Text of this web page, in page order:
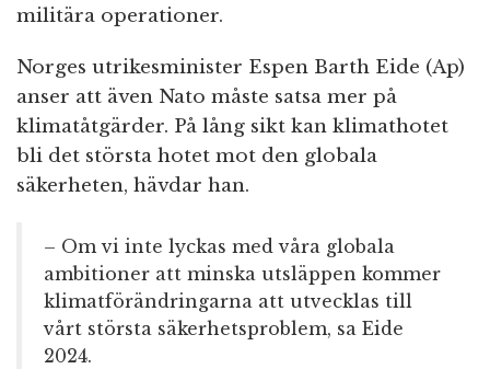
militära operationer.
Norges utrikesminister Espen Barth Eide (Ap)
anser att även Nato måste satsa mer på
klimatåtgärder. På lång sikt kan klimathotet
bli det största hotet mot den globala
säkerheten, hävdar han.
– Om vi inte lyckas med våra globala
ambitioner att minska utsläppen kommer
klimatförändringarna att utvecklas till
vårt största säkerhetsproblem, sa Eide
2024.